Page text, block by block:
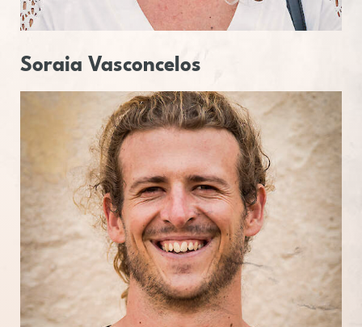
Soraia Vas­con­ce­los